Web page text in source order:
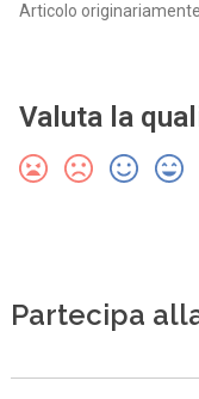
Articolo
Valuta la
Partecipa